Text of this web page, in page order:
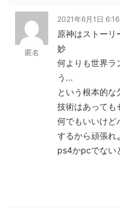
匿名
2021年6月1日
原神はストーリ
妙
何よりも世界ラ
う...
という根本的な
技術はあっても
何でもいいけど
するから頑張れ
ps4かpcでない